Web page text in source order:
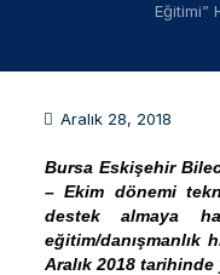
Eğitimi”
Aralık 28, 2018
Bursa Eskişehir
– Ekim dönemi
destek almaya
eğitim/danışmanlık
Aralık 2018 tarihinde